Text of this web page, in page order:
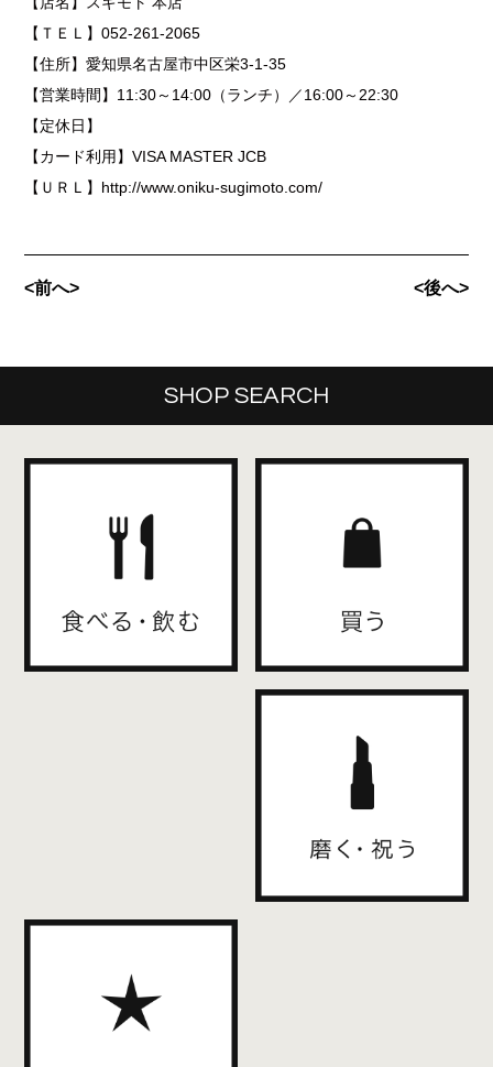
【ＴＥＬ】052-261-2065
【住所】愛知県名古屋市中区栄3-1-35
【営業時間】11:30～14:00（ランチ）／16:00～22:30
【定休日】
【カード利用】VISA MASTER JCB
【ＵＲＬ】http://www.oniku-sugimoto.com/
<前へ> <後へ>
SHOP SEARCH